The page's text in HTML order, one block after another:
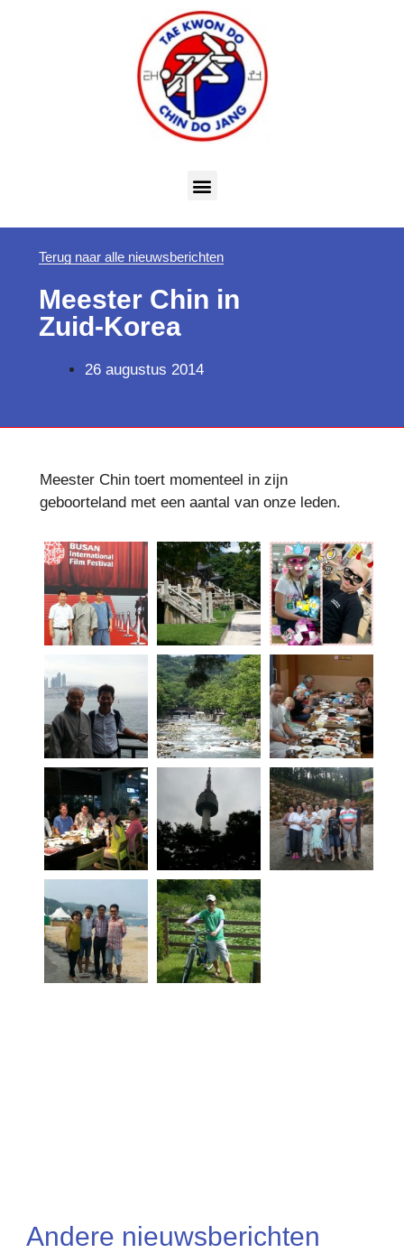
Terug naar alle nieuwsberichten
Meester Chin in
Zuid-Korea
26 augustus 2014
Meester Chin toert momenteel in zijn
geboorteland met een aantal van onze leden.
Andere nieuwsberichten